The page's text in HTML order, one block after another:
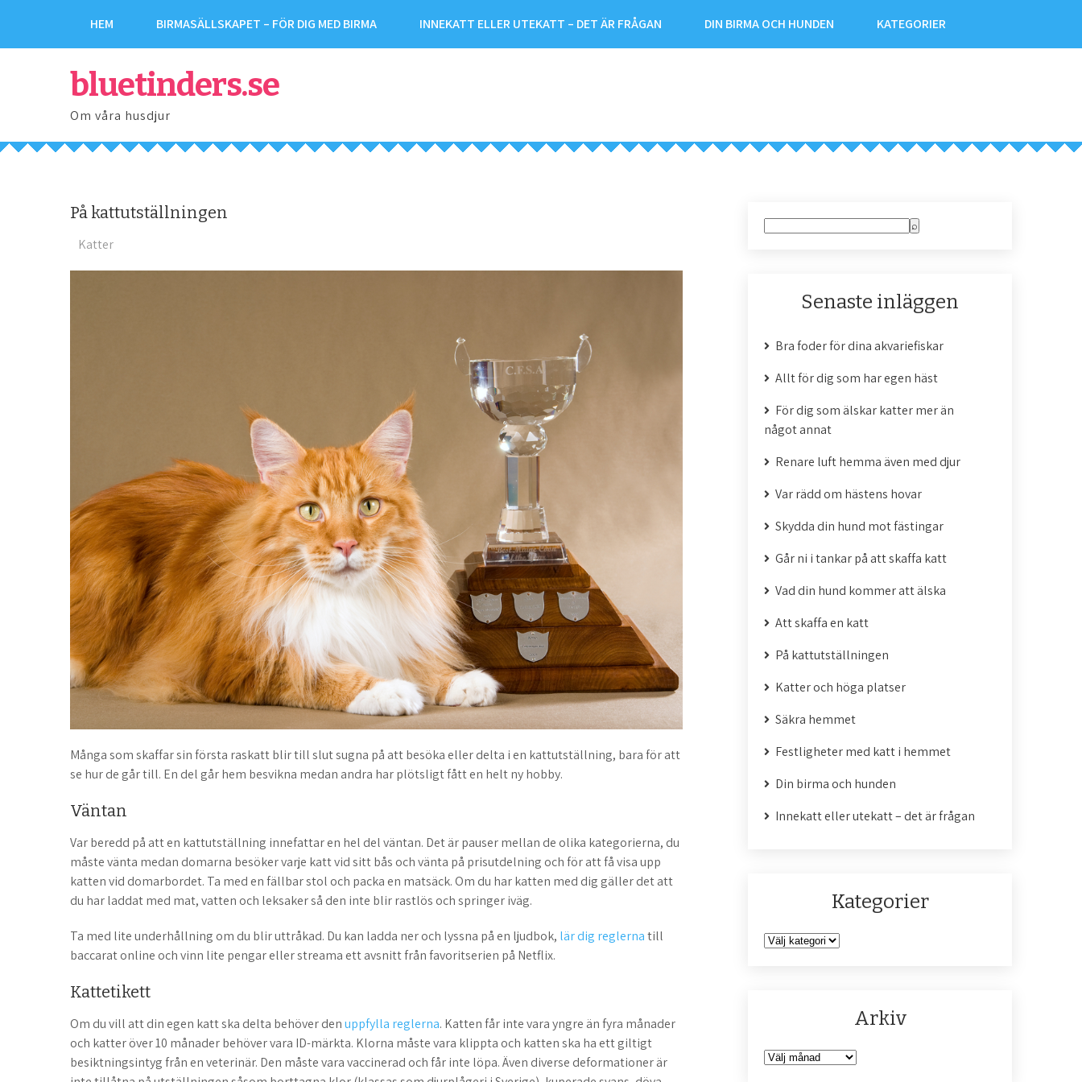
HEM BIRMASÄLLSKAPET – FÖR DIG MED BIRMA INNEKATT ELLER UTEKATT – DET ÄR FRÅGAN DIN BIRMA OCH HUNDEN KATEGORIER
bluetinders.se
Om våra husdjur
På kattutställningen
Katter
Många som skaffar sin första raskatt blir till slut sugna på att besöka eller delta i en kattutställning, bara för att
se hur de går till. En del går hem besvikna medan andra har plötsligt fått en helt ny hobby.
Väntan
Var beredd på att en kattutställning innefattar en hel del väntan. Det är pauser mellan de olika kategorierna, du
måste vänta medan domarna besöker varje katt vid sitt bås och vänta på prisutdelning och för att få visa upp
katten vid domarbordet. Ta med en fällbar stol och packa en matsäck. Om du har katten med dig gäller det att
du har laddat med mat, vatten och leksaker så den inte blir rastlös och springer iväg.
Ta med lite underhållning om du blir uttråkad. Du kan ladda ner och lyssna på en ljudbok, lär dig reglernatill
baccarat online och vinn lite pengar eller streama ett avsnitt från favoritserien på Netflix.
Kattetikett
Om du vill att din egen katt ska delta behöver denuppfylla reglerna. Katten får inte vara yngre än fyra månader
och katter över 10 månader behöver vara ID-märkta. Klorna måste vara klippta och katten ska ha ett giltigt
besiktningsintyg från en veterinär. Den måste vara vaccinerad och får inte löpa. Även diverse deformationer är
Senaste inläggen
Bra foder för dina akvariefiskar
Allt för dig som har egen häst
För dig som älskar katter mer än
något annat
Renare luft hemma även med djur
Var rädd om hästens hovar
Skydda din hund mot fästingar
Går ni i tankar på att skaffa katt
Vad din hund kommer att älska
Att skaffa en katt
På kattutställningen
Katter och höga platser
Säkra hemmet
Festligheter med katt i hemmet
Din birma och hunden
Innekatt eller utekatt – det är frågan
Kategorier
K
r
Arkiv
A